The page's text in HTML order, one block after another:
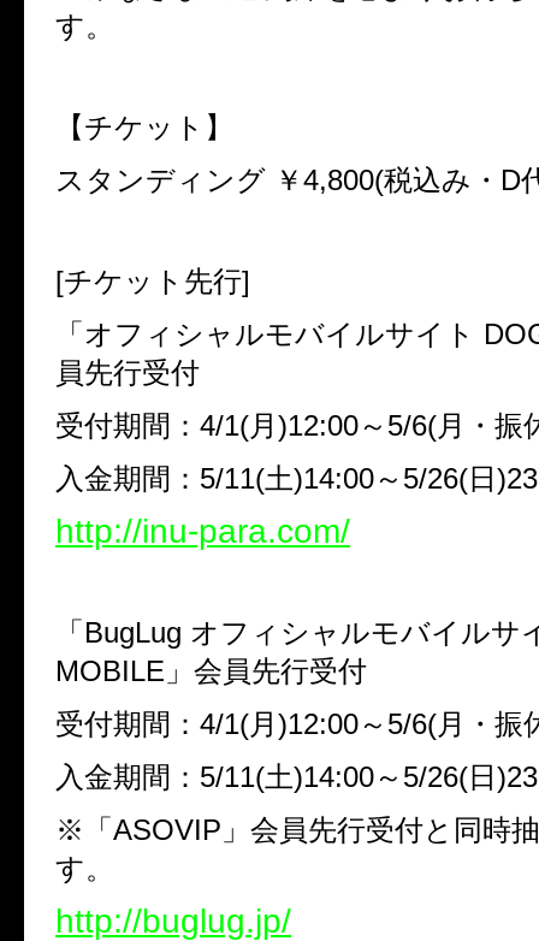
す。
【チケット】
スタンディング ￥4,800(税込み・ D
[チケット先行]
「オフィシャルモバイルサイト
員先行受付
受付期間： 4/1(月)12:00～ 5/6(月・振
入金期間： 5/11(土)14:00～ 5/26(日
http://inu-para.com/
「BugLug オフィシャルモバイルサ
MOBILE 」会員先行受付
受付期間： 4/1(月)12:00～ 5/6(月・振
入金期間： 5/11(土)14:00～ 5/26(日
※「ASOVIP 」会員先行受付と同時
す。
http://buglug.jp/